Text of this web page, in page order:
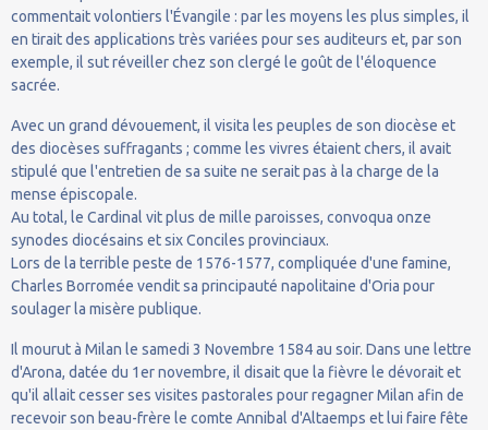
commentait volontiers l'Évangile : par les moyens les plus simples, il
en tirait des applications très variées pour ses auditeurs et, par son
exemple, il sut réveiller chez son clergé le goût de l'éloquence
sacrée.
Avec un grand dévouement, il visita les peuples de son diocèse et
des diocèses suffragants ; comme les vivres étaient chers, il avait
stipulé que l'entretien de sa suite ne serait pas à la charge de la
mense épiscopale.
Au total, le Cardinal vit plus de mille paroisses, convoqua onze
synodes diocésains et six Conciles provinciaux.
Lors de la terrible peste de 1576-1577, compliquée d'une famine,
Charles Borromée vendit sa principauté napolitaine d'Oria pour
soulager la misère publique.
Il mourut à Milan le samedi 3 Novembre 1584 au soir. Dans une lettre
d'Arona, datée du 1er novembre, il disait que la fièvre le dévorait et
qu'il allait cesser ses visites pastorales pour regagner Milan afin de
recevoir son beau-frère le comte Annibal d'Altaemps et lui faire fête